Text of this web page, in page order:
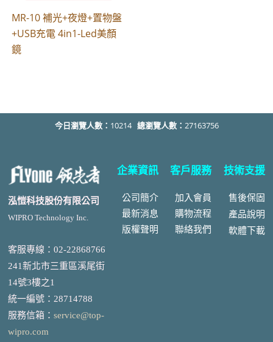
MR-10 補光+夜燈+置物盤
+USB充電 4in1-Led美顏
鏡
今日瀏覽人數： 10214 總瀏覽人數： 27163756
泓愷科技股份有限公司
WIPRO Technology Inc.
客服專線：02-22868766
241新北市三重區溪尾街
14號3樓之1
統一編號 ： 28714788
服務信箱： service@top-
wipro.com
企業資訊
公司簡介
最新消息
版權聲明
客戶服務
加入會員
購物流程
聯絡我們
技術支援
售後保固
產品說明
軟體下載